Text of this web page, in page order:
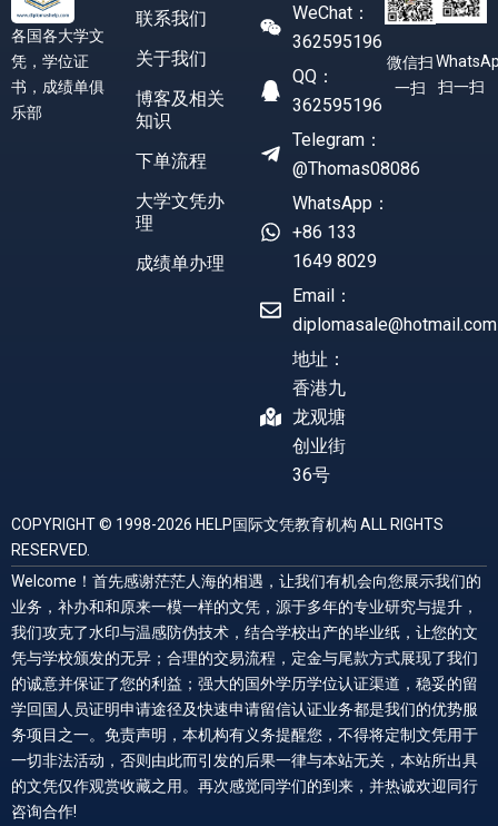
各国各大学文
凭，学位证
书，成绩单俱
乐部
联系我们
关于我们
博客及相关
知识
下单流程
大学文凭办
理
成绩单办理
WeChat：
362595196
QQ：
362595196
Telegram：
@Thomas08086
WhatsApp：
+86 133
1649 8029
Email：
diplomasale@hotmail.com
地址：
香港九
龙观塘
创业街
36号
微信扫
一扫
扫一扫
COPYRIGHT © 1998-2026 HELP国际文凭教育机构 ALL RIGHTS
RESERVED.
Welcome！首先感谢茫茫人海的相遇，让我们有机会向您展示我们的
业务，补办和和原来一模一样的文凭，源于多年的专业研究与提升，
我们攻克了水印与温感防伪技术，结合学校出产的毕业纸，让您的文
凭与学校颁发的无异；合理的交易流程，定金与尾款方式展现了我们
的诚意并保证了您的利益；强大的国外学历学位认证渠道，稳妥的留
学回国人员证明申请途径及快速申请留信认证业务都是我们的优势服
务项目之一。免责声明，本机构有义务提醒您，不得将定制文凭用于
一切非法活动，否则由此而引发的后果一律与本站无关，本站所出具
的文凭仅作观赏收藏之用。再次感觉同学们的到来，并热诚欢迎同行
咨询合作!